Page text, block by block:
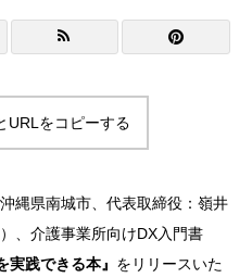
URLをコピーする
縄県南城市、代表取締役：嶺井
、介護事業所向けDX入門書
実践できる本』 をリリースいた